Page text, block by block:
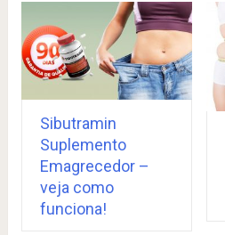
Sibutramin
Suplemento
Emagrecedor –
veja como
funciona!